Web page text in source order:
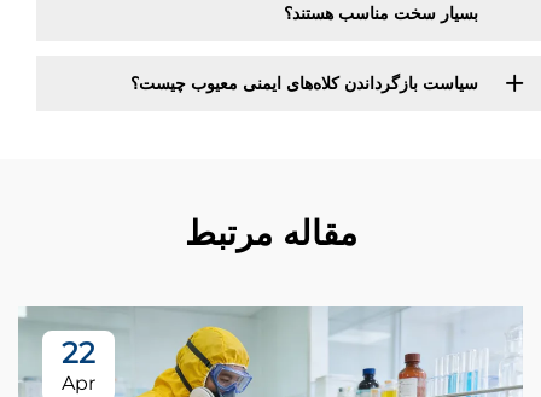
بسیار سخت مناسب هستند؟
سیاست بازگرداندن کلاه‌های ایمنی معیوب چیست؟
مقاله مرتبط
22
Apr